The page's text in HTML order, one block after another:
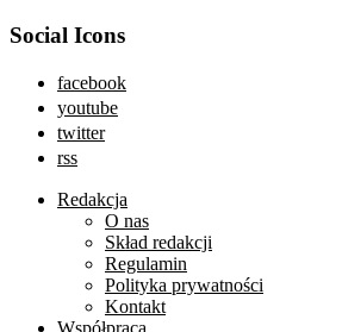
Social Icons
facebook
youtube
twitter
rss
Redakcja
O nas
Skład redakcji
Regulamin
Polityka prywatności
Kontakt